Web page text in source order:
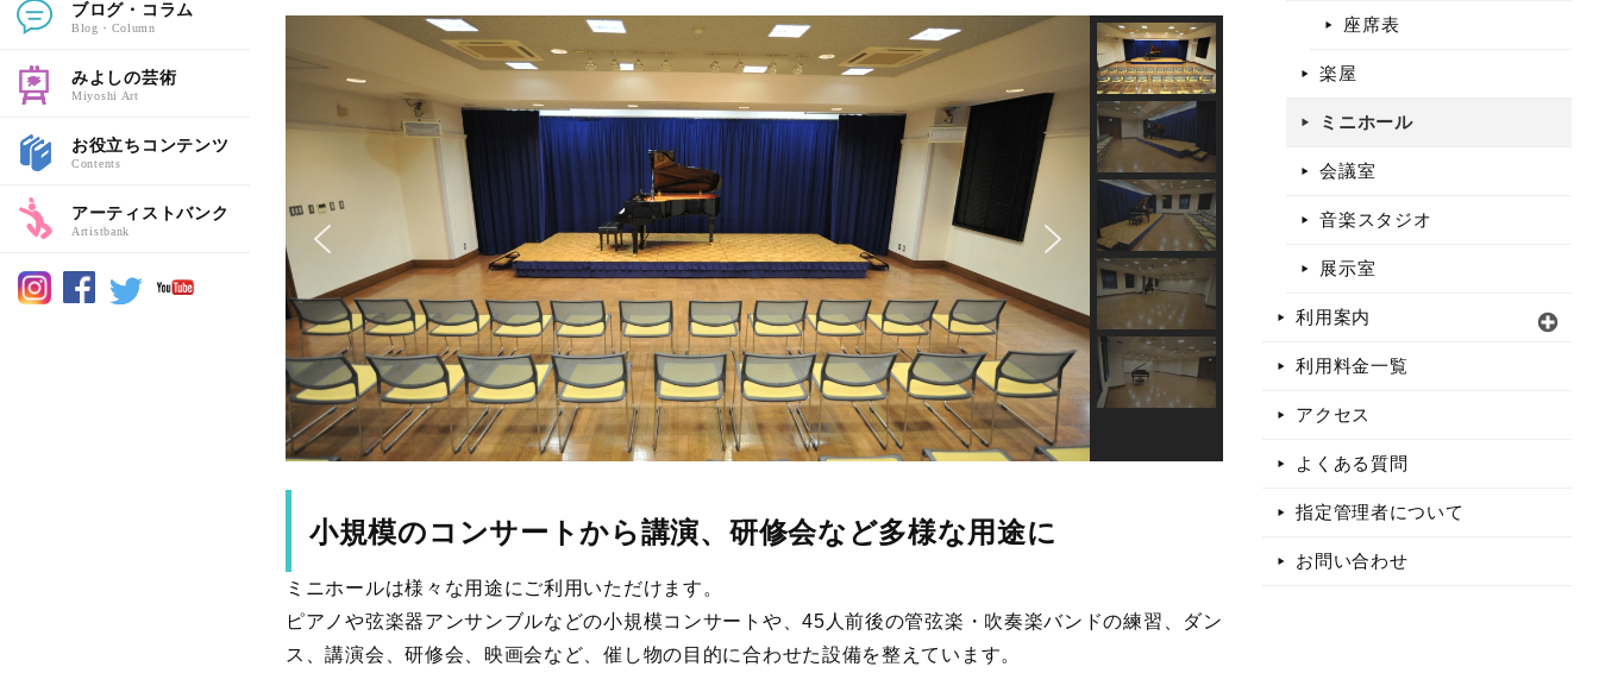
ブログ・コラム
Blog・Column
みよしの芸術
Miyoshi Art
お役立ちコンテンツ
Contents
アーティストバンク
Artistbank
小規模のコンサートから講演、研修会など多様な用途に
ミニホールは様々な用途にご利用いただけます。
ピアノや弦楽器アンサンブルなどの小規模コンサートや、45人前後の管弦楽・吹奏楽バンドの練習、ダン
ス、講演会、研修会、映画会など、催し物の目的に合わせた設備を整えています。
座席表
楽屋
ミニホール
会議室
音楽スタジオ
展示室
利用案内
利用料金一覧
アクセス
よくある質問
指定管理者について
お問い合わせ